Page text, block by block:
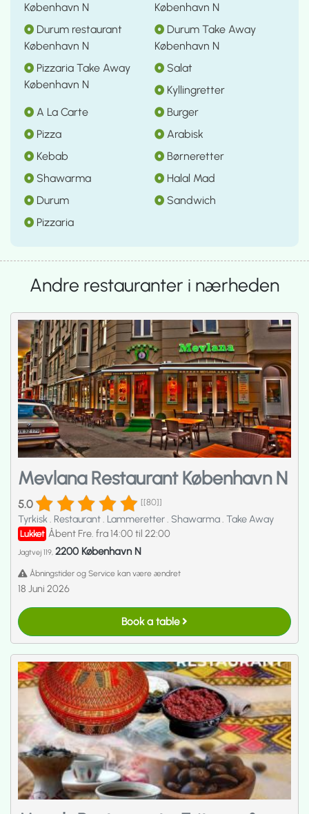
København N
København N
Durum restaurant
København N
Durum Take Away
København N
Pizzaria Take Away
København N
Salat
Kyllingretter
A La Carte
Burger
Pizza
Arabisk
Kebab
Børneretter
Shawarma
Halal Mad
Durum
Sandwich
Pizzaria
Andre restauranter i nærheden
Mevlana Restaurant København N
5.0 [[80]]
Tyrkisk. Restaurant. Lammeretter. Shawarma. Take Away
Lukket Åbent Fre. fra 14:00 til 22:00
Jagtvej 119, 2200 København N
Åbningstider og Service kan være ændret
18 Juni 2026
Book a table